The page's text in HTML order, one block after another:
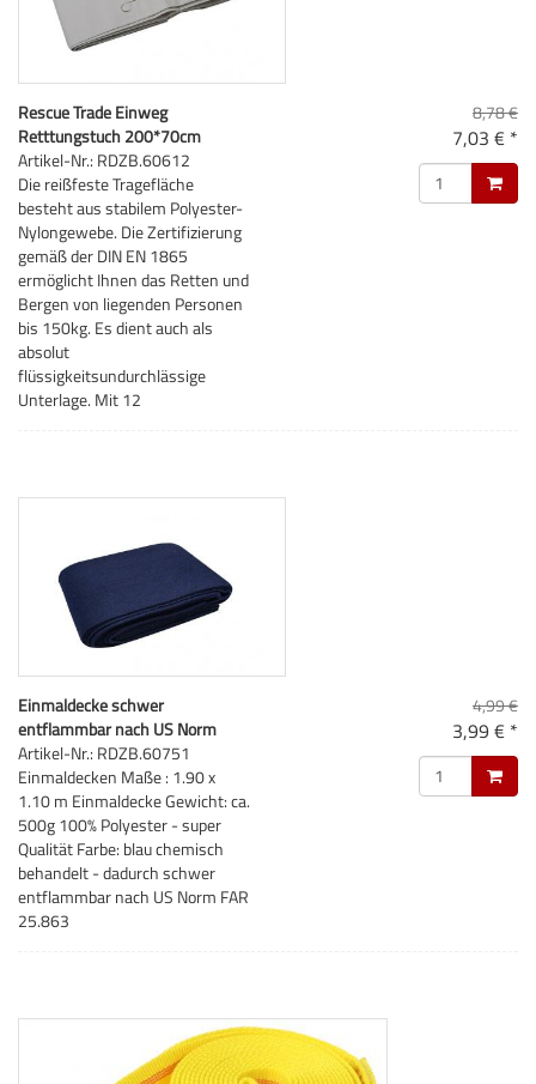
Rescue Trade Einweg
Retttungstuch 200*70cm
Artikel-Nr.: RDZB.60612
Die reißfeste Tragefläche
besteht aus stabilem Polyester-
Nylongewebe. Die Zertifizierung
gemäß der DIN EN 1865
ermöglicht Ihnen das Retten und
Bergen von liegenden Personen
bis 150kg. Es dient auch als
absolut
flüssigkeitsundurchlässige
Unterlage. Mit 12
8,78 €
7,03 € *
Einmaldecke schwer
entflammbar nach US Norm
Artikel-Nr.: RDZB.60751
Einmaldecken Maße : 1.90 x
1.10 m Einmaldecke Gewicht: ca.
500g 100% Polyester - super
Qualität Farbe: blau chemisch
behandelt - dadurch schwer
entflammbar nach US Norm FAR
25.863
4,99 €
3,99 € *